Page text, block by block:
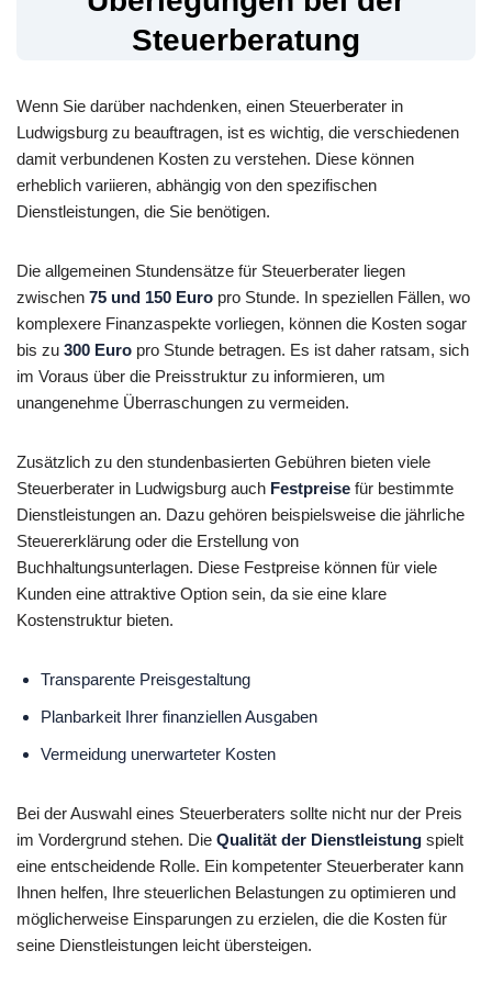
Steuerberatung
Wenn Sie darüber nachdenken, einen Steuerberater in
Ludwigsburg zu beauftragen, ist es wichtig, die verschiedenen
damit verbundenen Kosten zu verstehen. Diese können
erheblich variieren, abhängig von den spezifischen
Dienstleistungen, die Sie benötigen.
Die allgemeinen Stundensätze für Steuerberater liegen
zwischen 75 und 150 Euro pro Stunde. In speziellen Fällen, wo
komplexere Finanzaspekte vorliegen, können die Kosten sogar
bis zu 300 Euro pro Stunde betragen. Es ist daher ratsam, sich
im Voraus über die Preisstruktur zu informieren, um
unangenehme Überraschungen zu vermeiden.
Zusätzlich zu den stundenbasierten Gebühren bieten viele
Steuerberater in Ludwigsburg auch Festpreise für bestimmte
Dienstleistungen an. Dazu gehören beispielsweise die jährliche
Steuererklärung oder die Erstellung von
Buchhaltungsunterlagen. Diese Festpreise können für viele
Kunden eine attraktive Option sein, da sie eine klare
Kostenstruktur bieten.
Transparente Preisgestaltung
Planbarkeit Ihrer finanziellen Ausgaben
Vermeidung unerwarteter Kosten
Bei der Auswahl eines Steuerberaters sollte nicht nur der Preis
im Vordergrund stehen. Die Qualität der Dienstleistung spielt
eine entscheidende Rolle. Ein kompetenter Steuerberater kann
Ihnen helfen, Ihre steuerlichen Belastungen zu optimieren und
möglicherweise Einsparungen zu erzielen, die die Kosten für
seine Dienstleistungen leicht übersteigen.